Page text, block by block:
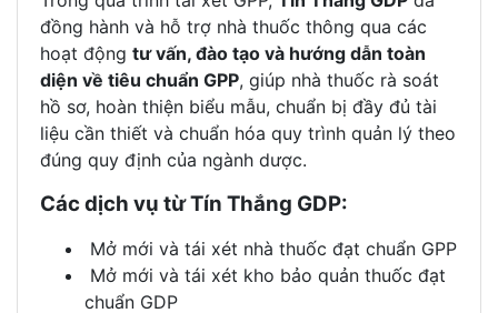
đồng hành và hỗ trợ nhà thuốc thông qua các
hoạt động tư vấn, đào tạo và hướng dẫn toàn
diện về tiêu chuẩn GPP, giúp nhà thuốc rà soát
hồ sơ, hoàn thiện biểu mẫu, chuẩn bị đầy đủ tài
liệu cần thiết và chuẩn hóa quy trình quản lý theo
đúng quy định của ngành dược.
Các dịch vụ từ Tín Thắng GDP:
Mở mới và tái xét nhà thuốc đạt chuẩn GPP
Mở mới và tái xét kho bảo quản thuốc đạt
chuẩn GDP